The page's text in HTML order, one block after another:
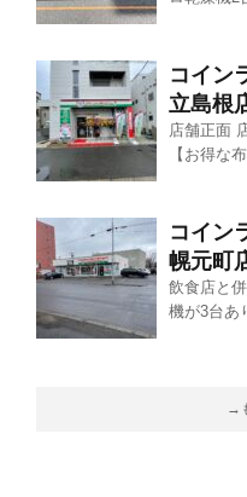
コイン
立島根
店舗正面
【お得な布
コイン
幌元町
飲食店と
機が3台あ
→